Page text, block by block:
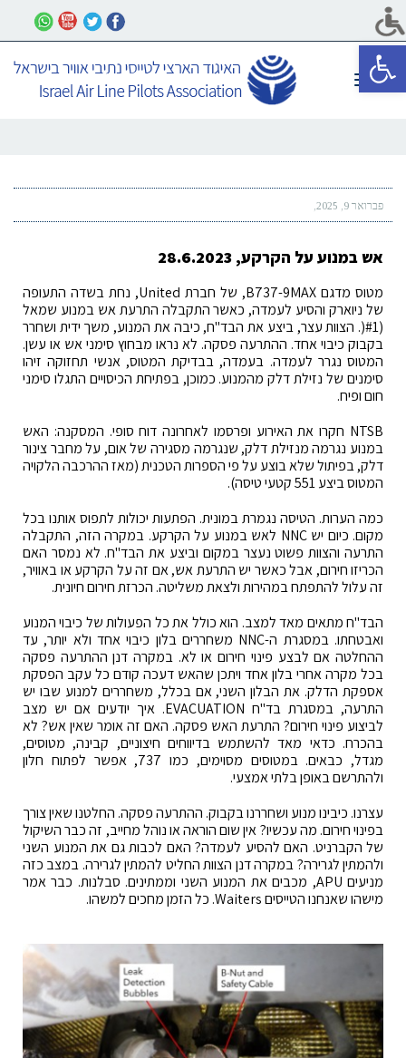
פתח סרגל נגישות
תפריט
פברואר 9, 2025
אש במנוע על הקרקע, 28.6.2023
מטוס מדגם B737-9MAX, של חברת United, נחת בשדה התעופה
של ניוארק והסיע לעמדה, כאשר התקבלה התרעת אש במנוע שמאל
(#1(. הצוות עצר, ביצע את הבד"ח, כיבה את המנוע, משך ידית ושחרר
בקבוק כיבוי אחד. ההתרעה פסקה. לא נראו מבחוץ סימני אש או עשן.
המטוס נגרר לעמדה. בעמדה, בבדיקת המטוס, אנשי תחזוקה זיהו
סימנים של נזילת דלק מהמנוע. כמוכן, בפתיחת הכיסויים התגלו סימני
חום ופיח.
NTSB חקרו את האירוע ופרסמו לאחרונה דוח סופי. המסקנה: האש
במנוע נגרמה מנזילת דלק, שנגרמה מסגירה של אום, על מחבר צינור
דלק, בפיתול שלא בוצע על פי הספרות הטכנית (מאז ההרכבה הלקויה
המטוס ביצע 551 קטעי טיסה).
כמה הערות. הטיסה נגמרת במונית. הפתעות יכולות לתפוס אותנו בכל
מקום. כיום יש NNC לאש במנוע על הקרקע. במקרה הזה, התקבלה
התרעה והצוות פשוט נעצר במקום וביצע את הבד"ח. לא נמסר האם
הכריזו חירום, אבל כאשר יש התרעת אש, אם זה על הקרקע או באוויר,
זה עלול להתפתח במהירות ולצאת משליטה. הכרזת חירום חיונית.
הבד"ח מתאים מאד למצב. הוא כולל את כל הפעולות של כיבוי המנוע
ואבטחתו. במסגרת ה-NNC משחררים בלון כיבוי אחד ולא יותר, עד
ההחלטה אם לבצע פינוי חירום או לא. במקרה דנן ההתרעה פסקה
בכל מקרה אחרי בלון אחד ויתכן שהאש דעכה קודם כל עקב הפסקת
אספקת הדלק. את הבלון השני, אם בכלל, משחררים למנוע שבו יש
התרעה, במסגרת בד"ח EVACUATION. איך יודעים אם יש מצב
לביצוע פינוי חירום? התרעת האש פסקה. האם זה אומר שאין אש? לא
בהכרח. כדאי מאד להשתמש בדיווחים חיצוניים, קבינה, מטוסים,
מגדל, כבאים. במטוסים מסוימים, כמו 737, אפשר לפתוח חלון
ולהתרשם באופן בלתי אמצעי.
עצרנו. כיבינו מנוע ושחררנו בקבוק. ההתרעה פסקה. החלטנו שאין צורך
בפינוי חירום. מה עכשיו? אין שום הוראה או נוהל מחייב, זה כבר השיקול
של הקברניט. האם להסיע לעמדה? האם לכבות גם את המנוע השני
ולהמתין לגרירה? במקרה דנן הצוות החליט להמתין לגרירה. במצב כזה
מניעים APU, מכבים את המנוע השני וממתינים. סבלנות. כבר אמר
מישהו שאנחנו הטייסים Waiters. כל הזמן מחכים למשהו.